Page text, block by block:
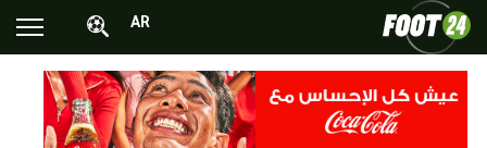
الأخبار الوطنية
الأخبار العالمية
AR